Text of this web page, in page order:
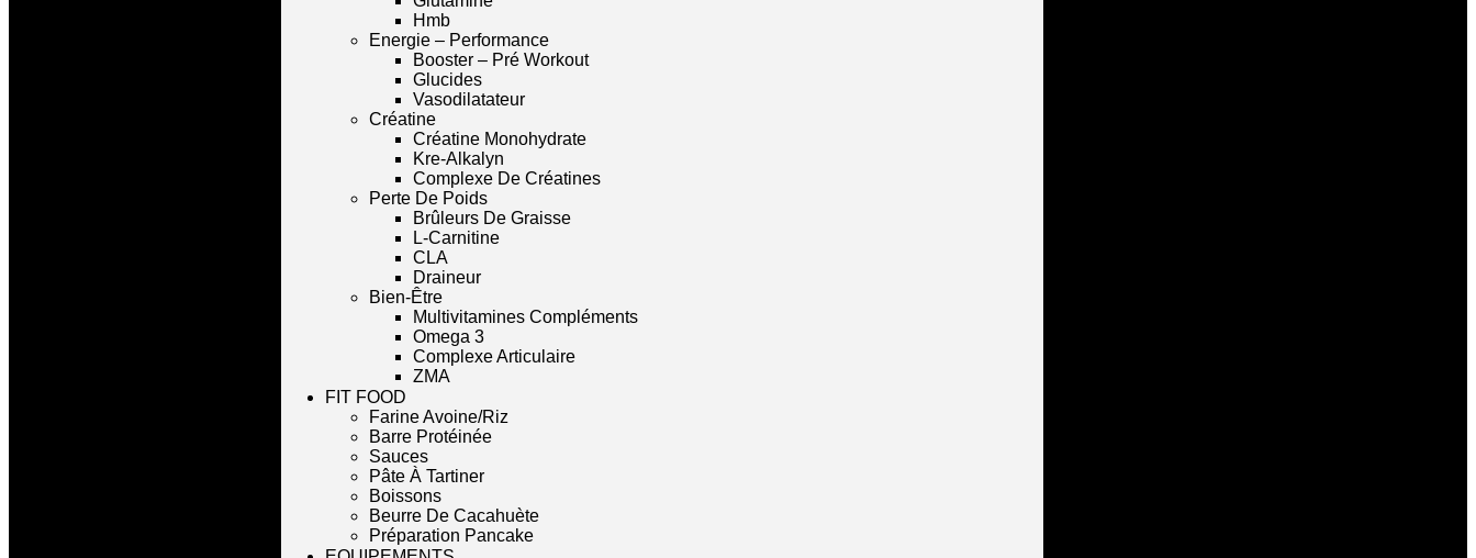
Hmb
Energie – Performance
Booster – Pré Workout
Glucides
Vasodilatateur
Créatine
Créatine Monohydrate
Kre-Alkalyn
Complexe De Créatines
Perte De Poids
Brûleurs De Graisse
L-Carnitine
CLA
Draineur
Bien-Être
Multivitamines Compléments
Omega 3
Complexe Articulaire
ZMA
FIT FOOD
Farine Avoine/Riz
Barre Protéinée
Sauces
Pâte À Tartiner
Boissons
Beurre De Cacahuète
Préparation Pancake